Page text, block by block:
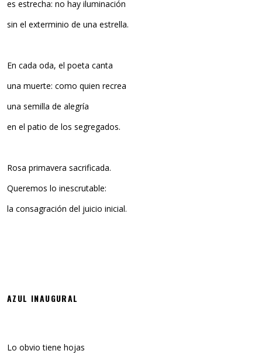
es estrecha: no hay iluminación
sin el exterminio de una estrella.
En cada oda, el poeta canta
una muerte: como quien recrea
una semilla de alegría
en el patio de los segregados.
Rosa primavera sacrificada.
Queremos lo inescrutable:
la consagración del juicio inicial.
AZUL INAUGURAL
Lo obvio tiene hojas